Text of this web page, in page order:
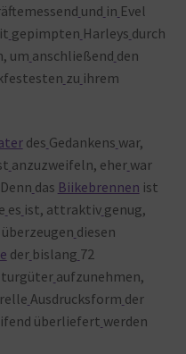
und in Evel
gepimpten Harleys durch
um anschließend den
zu ihrem
des Gedankens war,
anzuzweifeln, eher war
das Biikebrennen ist
es ist, attraktiv genug,
überzeugen diesen
der bislang 72
aufzunehmen,
Ausdrucksform der
überliefert werden